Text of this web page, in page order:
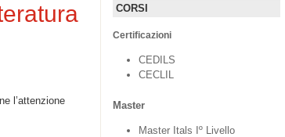
l’attenzione
CORSI
Certificazioni
CEDILS
CECLIL
Master
Master Itals Iº Livello